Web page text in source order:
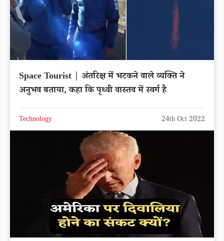
Space Tourist | अंतरिक्ष में भटकने वाले व्यक्ति ने
अनुभव बताया, कहा कि पृथ्वी वास्तव में स्वर्ग है
Technology 24th Oct 2022